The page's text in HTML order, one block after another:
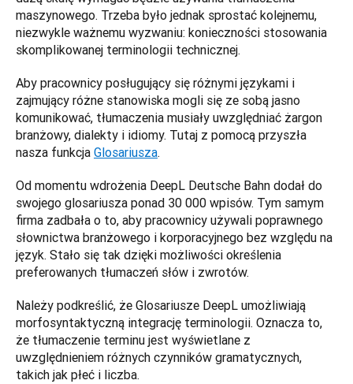
maszynowego. Trzeba było jednak sprostać kolejnemu,
niezwykle ważnemu wyzwaniu: konieczności stosowania
skomplikowanej terminologii technicznej.
Aby pracownicy posługujący się różnymi językami i
zajmujący różne stanowiska mogli się ze sobą jasno
komunikować, tłumaczenia musiały uwzględniać żargon
branżowy, dialekty i idiomy. Tutaj z pomocą przyszła
nasza funkcja Glosariusza.
Od momentu wdrożenia DeepL Deutsche Bahn dodał do
swojego glosariusza ponad 30 000 wpisów. Tym samym
firma zadbała o to, aby pracownicy używali poprawnego
słownictwa branżowego i korporacyjnego bez względu na
język. Stało się tak dzięki możliwości określenia
preferowanych tłumaczeń słów i zwrotów.
Należy podkreślić, że Glosariusze DeepL umożliwiają
morfosyntaktyczną integrację terminologii. Oznacza to,
że tłumaczenie terminu jest wyświetlane z
uwzględnieniem różnych czynników gramatycznych,
takich jak płeć i liczba.